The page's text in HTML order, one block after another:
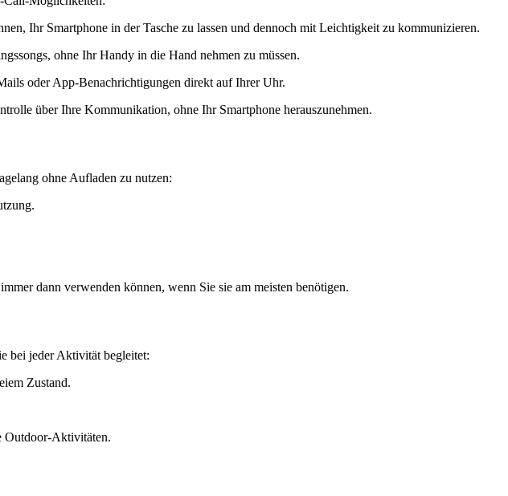
Ihr Smartphone in der Tasche zu lassen und dennoch mit Leichtigkeit zu kommunizieren.
ohne Ihr Handy in die Hand nehmen zu müssen.
oder App-Benachrichtigungen direkt auf Ihrer Uhr.
über Ihre Kommunikation, ohne Ihr Smartphone herauszunehmen.
ohne Aufladen zu nutzen:
dann verwenden können, wenn Sie sie am meisten benötigen.
bei jeder Aktivität begleitet:
Zustand.
Outdoor-Aktivitäten.